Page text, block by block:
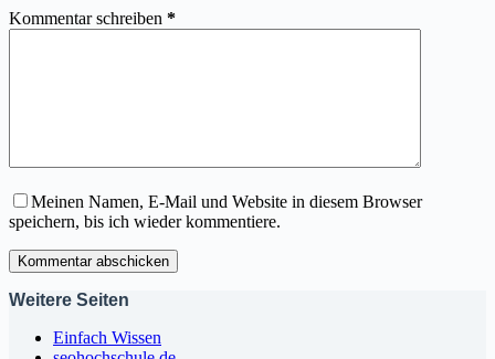
Kommentar schreiben *
Meinen Namen, E-Mail und Website in diesem Browser
speichern, bis ich wieder kommentiere.
Kommentar abschicken
Weitere Seiten
Einfach Wissen